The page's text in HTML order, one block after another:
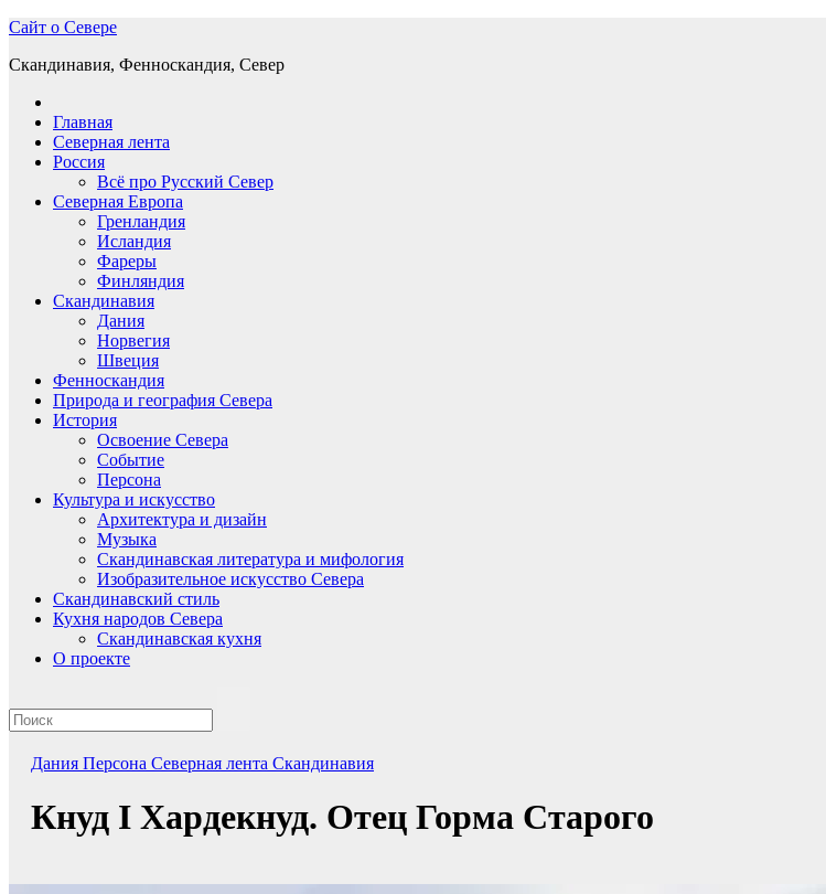
Перейти
содержимому
Сайт о Севере
Скандинавия, Фенноскандия, Север
Главная
Северная лента
Россия
Всё про Русский Север
Северная Европа
Гренландия
Исландия
Фареры
Финляндия
Скандинавия
Дания
Норвегия
Швеция
Фенноскандия
Природа и география Севера
История
Освоение Севера
Событие
Персона
Культура и искусство
Архитектура и дизайн
Музыка
Скандинавская литература и мифология
Изобразительное искусство Севера
Скандинавский стиль
Кухня народов Севера
Скандинавская кухня
О проекте
Дания Персона Северная лента Скандинавия
Кнуд I Хардекнуд. Отец Горма Старого